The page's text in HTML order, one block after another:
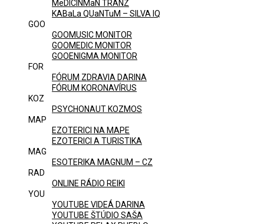
MeDICINMaN TRANZ
KABaLa QUaNTuM – SILVA IQ
GOO
GOOMUSIC MONITOR
GOOMEDIC MONITOR
GOOENIGMA MONITOR
FOR
FÓRUM ZDRAVIA DARINA
FÓRUM KORONAVÍRUS
KOZ
PSYCHONAUT KOZMOS
MAP
EZOTERICI NA MAPE
EZOTERICI A TURISTIKA
MAG
ESOTERIKA MAGNUM – CZ
RAD
ONLINE RÁDIO REIKI
YOU
YOUTUBE VIDEÁ DARINA
YOUTUBE ŠTÚDIO SAŠA